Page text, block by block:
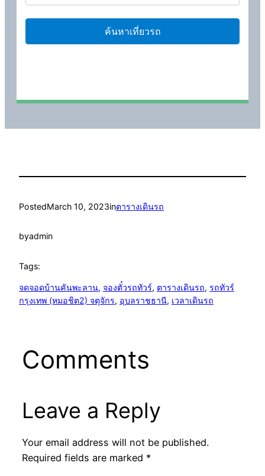
PostedMarch 10, 2023inตารางเดินรถ
byadmin
Tags:
จดจอดบ้านคันพะลาน, จองตั๋วรถทัวร์, ตารางเดินรถ, รถทัวร์
กรุงเทพ (หมอชิต2) จตุจักร, อุบลราชธานี, เวลาเดินรถ
Comments
Leave a Reply
Your email address will not be published.
Required fields are marked *